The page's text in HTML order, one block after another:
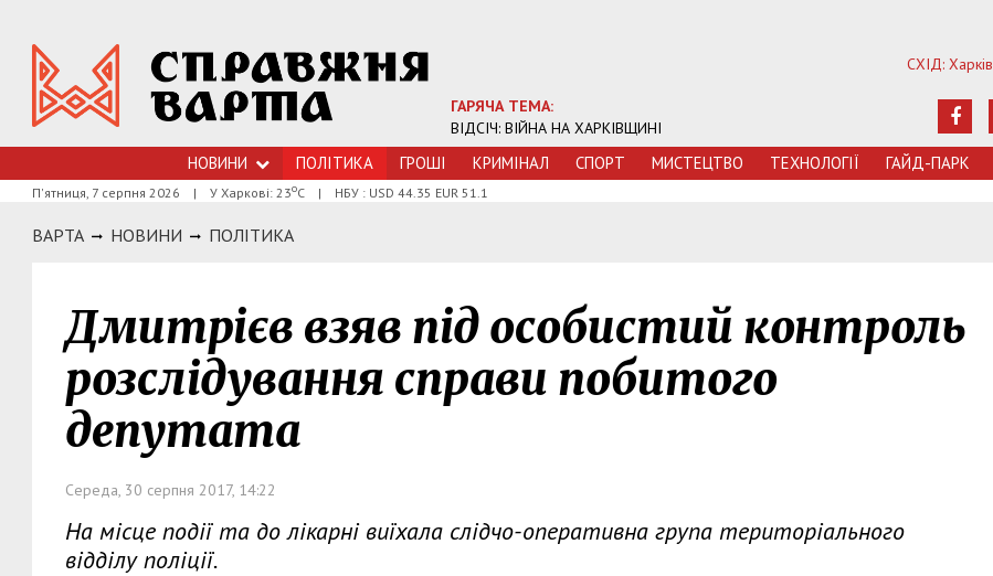
ГАРЯЧА ТЕМА:
ВІДСІЧ: ВІЙНА НА ХАРКІВЩИНІ
СХІД: Харків
НОВИНИ ПОЛІТИКА ГРОШI КРИМIНАЛ СПОРТ МИСТЕЦТВО ТЕХНОЛОГIЇ ГАЙД-ПАРК
П'ятниця, 7 серпня 2026 | У Харкові: 23оС | НБУ : USD 44.35 EUR 51.1
ВАРТА НОВИНИ ПОЛIТИКА
Дмитрієв взяв під особистий контроль
розслідування справи побитого
депутата
Середа, 30 серпня 2017, 14:22
На місце події та до лікарні виїхала слідчо-оперативна група територіального
відділу поліції.